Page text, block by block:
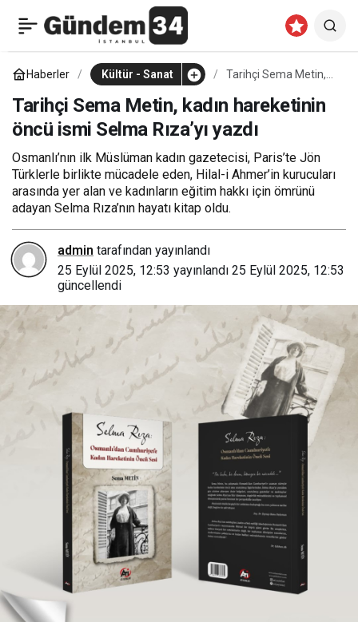
Haberler Kültür - Sanat
Tarihçi Sema Metin,
öncü ismi Selma
Rıza’yı yazdı
Tarihçi Sema Metin, kadın hareketinin
öncü ismi Selma Rıza’yı yazdı
Osmanlı’nın ilk Müslüman kadın gazetecisi, Paris’te Jön
Türklerle birlikte mücadele eden, Hilal-i Ahmer’in kurucuları
arasında yer alan ve kadınların eğitim hakkı için ömrünü
adayan Selma Rıza’nın hayatı kitap oldu.
admin tarafından yayınlandı
25 Eylül 2025, 12:53 yayınlandı 25 Eylül 2025, 12:53
güncellendi
Heykel sanatçısı Nilhan
Sesalan’ın ‘İz Kalır, Ben
Kaybolurum’ sergisi
ziyaretçilerini bekliyor
0 Paylaş